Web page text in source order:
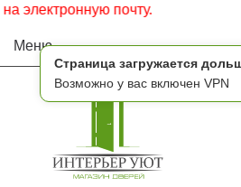
Страница загружается
Возможно у вас включен VPN
почту.
Меню